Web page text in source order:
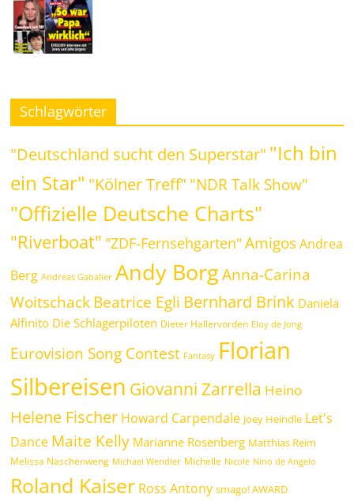
Schlagwörter
"Deutschland sucht den Superstar" "Ich bin
ein Star" "Kölner Treff" "NDR Talk Show"
"Offizielle Deutsche Charts"
"Riverboat" "ZDF-Fernsehgarten" Amigos Andrea
Berg Andreas Gabalier Andy Borg Anna-Carina
WoitschackBeatrice Egli Bernhard Brink Daniela
Alfinito Die Schlagerpiloten Dieter Hallervorden Eloy de Jong
Eurovision Song Contest Fantasy Florian
Silbereisen Giovanni Zarrella Heino
Helene Fischer Howard Carpendale Joey Heindle Let's
Dance Maite Kelly Marianne Rosenberg Matthias Reim
Melissa Naschenweng Michael Wendler Michelle Nicole Nino de Angelo
Roland Kaiser Ross Antony smago! AWARD